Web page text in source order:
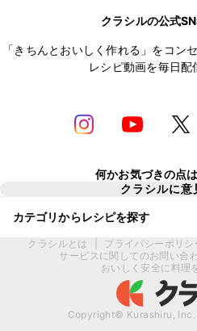
クラシルの公式
「きちんとおいしく作れる」をコン
レシピ動画を毎日配
何かお気づきの点
クラシルに意
カテゴリからレシピを探す
クラシルとは プライバシーポリシ
サービスに関してのお問い合
おいしく安全に料理
Copyright© Kurashiru, Inc.